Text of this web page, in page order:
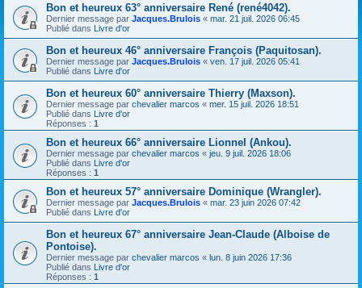
Bon et heureux 63° anniversaire René (rené4042).
Dernier message par Jacques.Brulois « mar. 21 juil. 2026 06:45
Publié dans Livre d'or
Bon et heureux 46° anniversaire François (Paquitosan).
Dernier message par Jacques.Brulois « ven. 17 juil. 2026 05:41
Publié dans Livre d'or
Bon et heureux 60° anniversaire Thierry (Maxson).
Dernier message par chevalier marcos « mer. 15 juil. 2026 18:51
Publié dans Livre d'or
Réponses : 1
Bon et heureux 66° anniversaire Lionnel (Ankou).
Dernier message par chevalier marcos « jeu. 9 juil. 2026 18:06
Publié dans Livre d'or
Réponses : 1
Bon et heureux 57° anniversaire Dominique (Wrangler).
Dernier message par Jacques.Brulois « mar. 23 juin 2026 07:42
Publié dans Livre d'or
Bon et heureux 67° anniversaire Jean-Claude (Alboise de
Pontoise).
Dernier message par chevalier marcos « lun. 8 juin 2026 17:36
Publié dans Livre d'or
Réponses : 1